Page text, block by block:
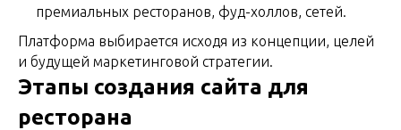
премиальных ресторанов, фуд-холлов, сетей.
Платформа выбирается исходя из концепции, целей
и будущей маркетинговой стратегии.
Этапы создания сайта для
ресторана